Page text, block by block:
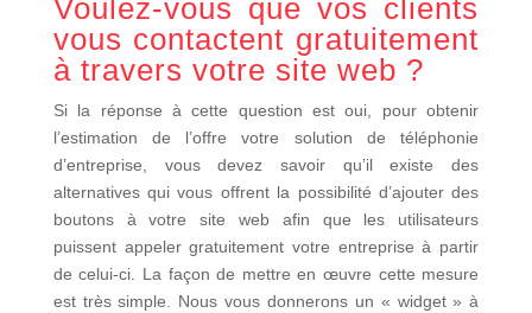
Voulez-vous que vos clients
vous contactent gratuitement
à travers votre site web ?
Si la réponse à cette question est oui, pour obtenir
l’estimation de l’offre votre solution de téléphonie
d’entreprise, vous devez savoir qu’il existe des
alternatives qui vous offrent la possibilité d’ajouter des
boutons à votre site web afin que les utilisateurs
puissent appeler gratuitement votre entreprise à partir
de celui-ci. La façon de mettre en œuvre cette mesure
est très simple. Nous vous donnerons un « widget » à